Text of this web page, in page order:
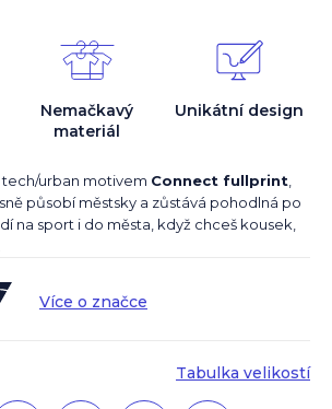
Tabulka velikostí
urban motivem Connect fullprint,
působí městsky a zůstává pohodlná po
na sport i do města, když chceš kousek,
Více o značce
Nemačkavý
materiál
Unikátní design